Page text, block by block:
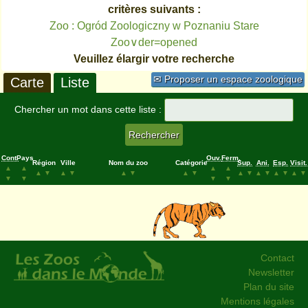
critères suivants :
Zoo : Ogród Zoologiczny w Poznaniu Stare
Zoo∨der=opened
Veuillez élargir votre recherche
✉ Proposer un espace zoologique
Carte Liste
Chercher un mot dans cette liste :
Cont.
▲
▼
Pays
▲
▼
Région
▲
▼
Ville
▲
▼
Nom du zoo
▲
▼
Catégorie
▲
▼
Ouv.
▲
▼
Ferm.
▲
▼
Sup.
▲
▼
Ani.
▲
▼
Esp.
▲
▼
Visit.
▲
▼
Contact
Newsletter
Plan du site
Mentions légales